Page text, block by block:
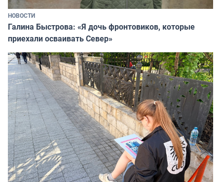
НОВОСТИ
Галина Быстрова: «Я дочь фронтовиков, которые
приехали осваивать Север»